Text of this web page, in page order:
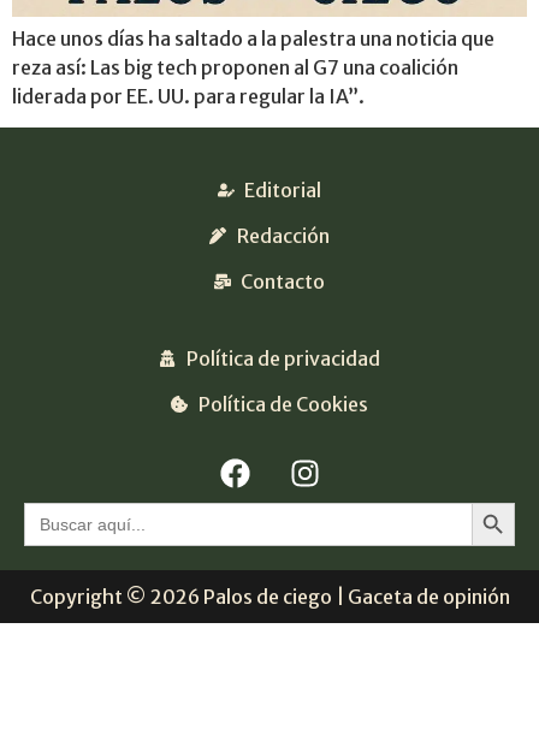
Hace unos días ha saltado a la palestra una noticia que
reza así: Las big tech proponen al G7 una coalición
liderada por EE. UU. para regular la IA”.
Editorial
Redacción
Contacto
Política de privacidad
Política de Cookies
Buscar: Botón
Copyright © 2026 Palos de ciego | Gaceta de opinión